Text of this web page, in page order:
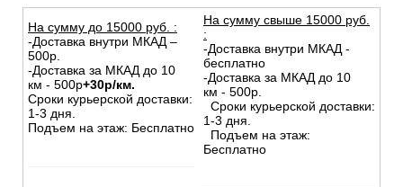
На сумму до 15000 руб. :
-Доставка внутри МКАД –
500р.
-Доставка за МКАД до 10
км - 500р+30р/км.
Сроки курьерской доставки:
1-3 дня.
Подъем на этаж: Бесплатно
На сумму свыше 15000 руб.
:
-Доставка внутри МКАД -
бесплатно
-Доставка за МКАД до 10
км - 500р.
Сроки курьерской доставки:
1-3 дня.
Подъем на этаж:
Бесплатно